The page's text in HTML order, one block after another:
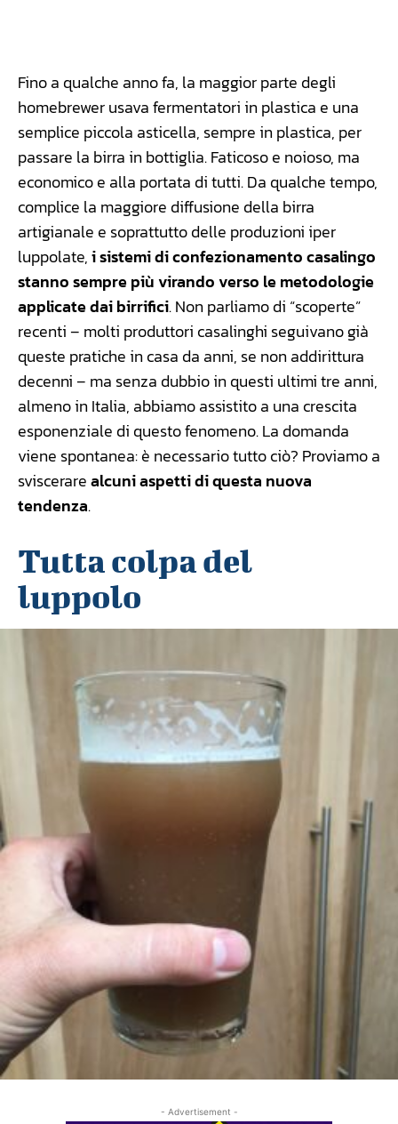
Fino a qualche anno fa, la maggior parte degli
homebrewer usava fermentatori in plastica e una
semplice piccola asticella, sempre in plastica, per
passare la birra in bottiglia. Faticoso e noioso, ma
economico e alla portata di tutti. Da qualche tempo,
complice la maggiore diffusione della birra
artigianale e soprattutto delle produzioni iper
luppolate,i sistemi di confezionamento casalingo
stanno sempre più virando verso le metodologie
applicate dai birrifici. Non parliamo di “scoperte”
recenti – molti produttori casalinghi seguivano già
queste pratiche in casa da anni, se non addirittura
decenni – ma senza dubbio in questi ultimi tre anni,
almeno in Italia, abbiamo assistito a una crescita
esponenziale di questo fenomeno. La domanda
viene spontanea: è necessario tutto ciò? Proviamo a
sviscerarealcuni aspetti di questa nuova
tendenza.
Tutta colpa del
luppolo
- Advertisement -